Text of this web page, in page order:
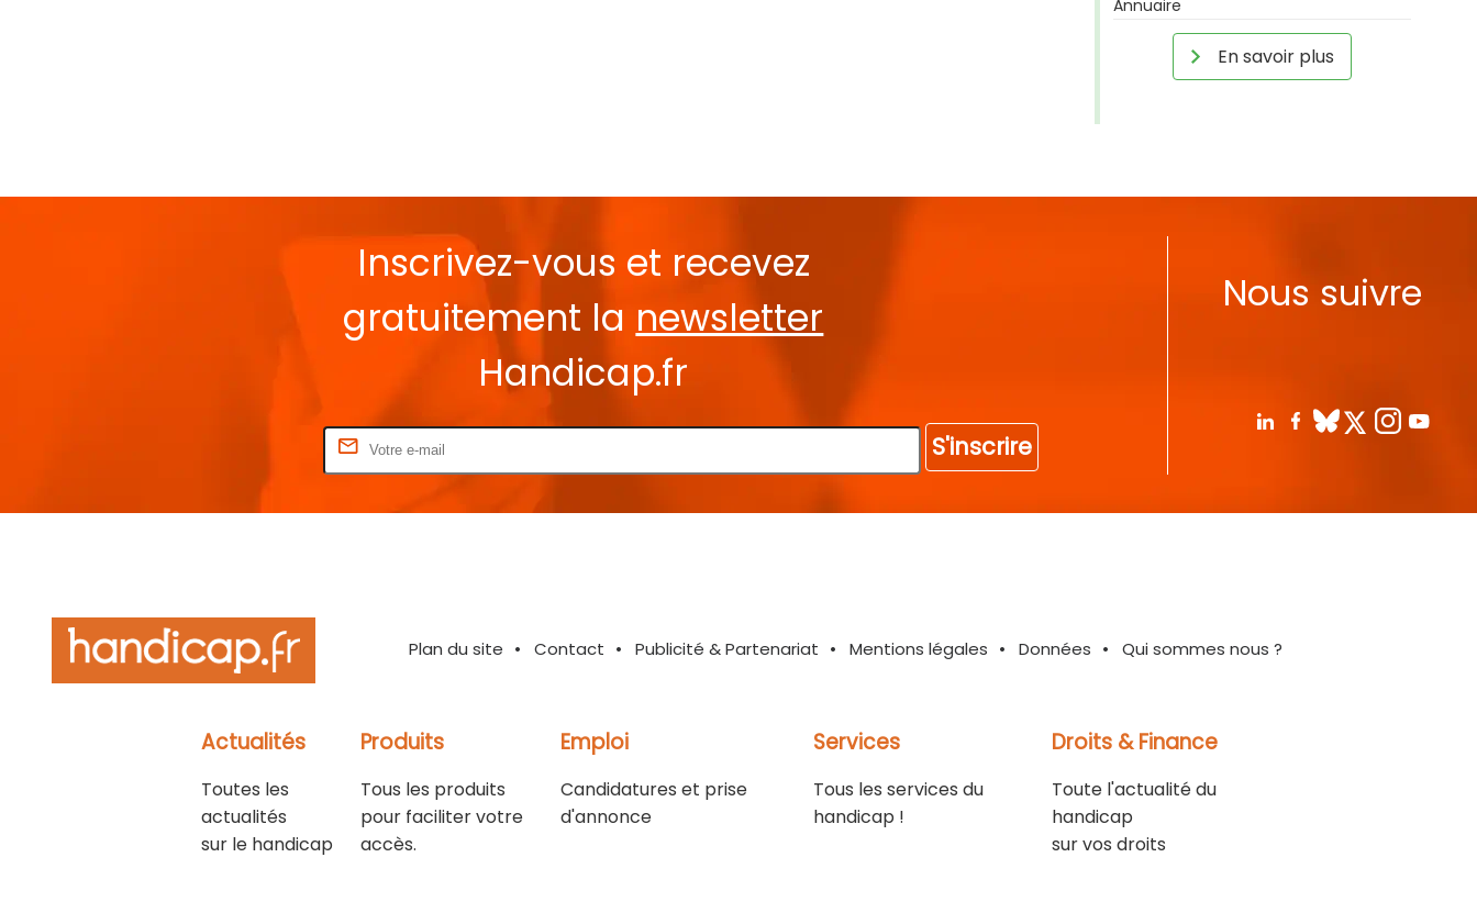
Annuaire
En savoir plus
Inscrivez-vous et recevez
gratuitement la newsletter
Handicap.fr
S'inscrire
Nous suivre
Plan du site Contact Publicité & Partenariat Mentions légales Données Qui sommes nous ?
Actualités
Toutes les
actualités
sur le handicap
Produits
Tous les produits
pour faciliter votre
accès.
Emploi
Candidatures et prise
d'annonce
Services
Tous les services du
handicap !
Droits & Finance
Toute l'actualité du
handicap
sur vos droits